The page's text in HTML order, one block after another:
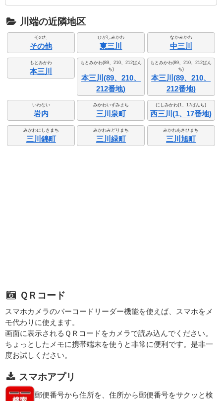
川端の近隣地区
そのた
その他
ひがしみかわ
東三川
なかみかわ
中三川
もとみかわ
本三川
もとみかわ(89、210、212ばん
ち)
本三川(89、210、
212番地)
もとみかわ(89、210、212ばん
ち)
本三川(89、210、
212番地)
いわない
岩内
みかわいずみまち
三川泉町
にしみかわ(1、17ばんち)
西三川(1、17番地)
みかわにしきまち
三川錦町
みかわみどりまち
三川緑町
みかわあさひまち
三川旭町
ＱＲコード
スマホカメラのバーコードリーダー機能を使えば、スマホをメ
モ代わりに使えます。
画面に表示されるＱＲコードをカメラで読み込んでください。
ちょっとしたメモに携帯端末を使うと非常に便利です。是非一
度お試しください。
スマホアプリ
郵便番号から住所を、住所から郵便番号をサクッと検